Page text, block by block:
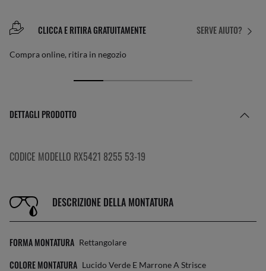
SERVE AIUTO?
CLICCA E RITIRA GRATUITAMENTE
Compra online, ritira in negozio
DETTAGLI PRODOTTO
CODICE MODELLO RX5421 8255 53-19
DESCRIZIONE DELLA MONTATURA
FORMA MONTATURA Rettangolare
COLORE MONTATURA Lucido Verde E Marrone A Strisce